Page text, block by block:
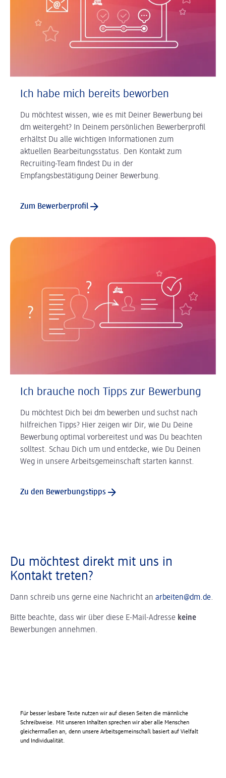
Ich habe mich bereits beworben
Du möchtest wissen, wie es mit Deiner Bewerbung bei
dm weitergeht? In Deinem persönlichen Bewerberprofil
erhältst Du alle wichtigen Informationen zum
aktuellen Bearbeitungsstatus. Den Kontakt zum
Recruiting-Team findest Du in der
Empfangsbestätigung Deiner Bewerbung.
Zum Bewerberprofil
Ich brauche noch Tipps zur Bewerbung
Du möchtest Dich bei dm bewerben und suchst nach
hilfreichen Tipps? Hier zeigen wir Dir, wie Du Deine
Bewerbung optimal vorbereitest und was Du beachten
solltest. Schau Dich um und entdecke, wie Du Deinen
Weg in unsere Arbeitsgemeinschaft starten kannst.
Zu den Bewerbungstipps
Du möchtest direkt mit uns in
Kontakt treten?
Dann schreib uns gerne eine Nachricht an arbeiten@dm.de.
Bitte beachte, dass wir über diese E-Mail-Adresse keine
Bewerbungen annehmen.
Für besser lesbare Texte nutzen wir auf diesen Seiten die männliche
Schreibweise. Mit unseren Inhalten sprechen wir aber alle Menschen
gleichermaßen an, denn unsere Arbeitsgemeinschaft basiert auf Vielfalt
und Individualität.